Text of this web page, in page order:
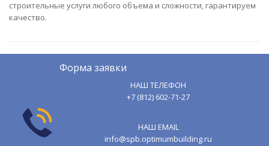
строительные услуги любого объема и сложности, гарантируем
качество.
Форма заявки
НАШ ТЕЛЕФОН
+7 (812) 602-71-27
НАШ EMAIL
info@spb.optimumbuilding.ru